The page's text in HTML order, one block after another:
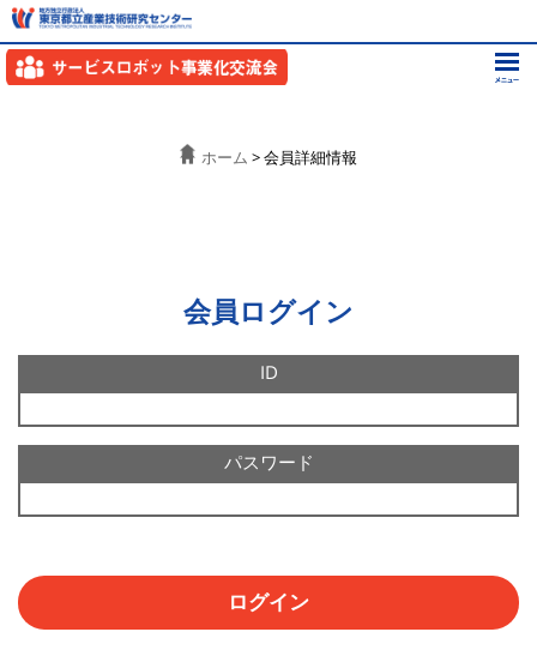
ホーム > 会員詳細情報
会員ログイン
ID
パスワード